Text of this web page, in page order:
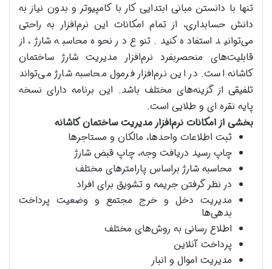
تنها با دانستن مبانی ابتدایی کار با کامپیوتر و بدون نیاز به
دانش حسابداری، از تمام امکانات این نرم‌افزار به راحتی
می‌توانید استفاده کنید. تنوع در نحوه محاسبه شارژ، از
قابلیت‌های منحصربفرد نرم‌افزار مدیریت شارژ ساختمان
کاشانه است. در این نرم‌افزار فرمول محاسبه شارژ می‌تواند
تلفیقی از گزینه‌های مختلف باشد. این برنامه دارای نسخه
پایه نقره ای و طلایی است.
بخشی از امکانات نرم‌افزار مدیریت ساختمان کاشانه
ثبت اطلاعات واحدها، مالکان و مستاجرها
چاپ رسید دریافت وجه، چاپ قبض شارژ
محاسبه شارژ براساس پارامترهای مختلف
در نظر گرفتن جریمه و تشویق برای افراد
مدیریت دخل و خرج مجتمع و وضعیت پرداخت
بدهی‌ها
اطلاع رسانی به روش‌های مختلف
پرداخت آنلاین
مدیریت اموال و انبار